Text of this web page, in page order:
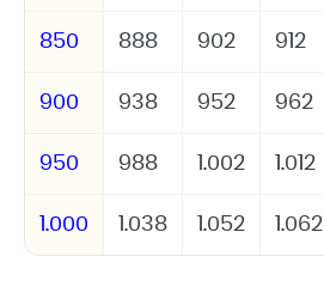
850 888 902 912
900 938 952 962
950 988 1.002 1.012
1.000 1.038 1.052 1.062